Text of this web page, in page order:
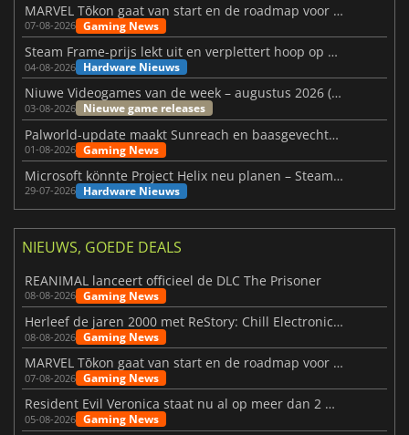
MARVEL Tōkon gaat van start en de roadmap voor jaar 1 is bekendgemaakt
07-08-2026 Gaming News
Steam Frame-prijs lekt uit en verplettert hoop op betaalbare VR
04-08-2026 Hardware Nieuws
Niuwe Videogames van de week – augustus 2026 (week 32)
03-08-2026 Nieuwe game releases
Palworld-update maakt Sunreach en baasgevechten stabieler
01-08-2026 Gaming News
Microsoft könnte Project Helix neu planen – Steam-Support wackelt
29-07-2026 Hardware Nieuws
NIEUWS, GOEDE DEALS
REANIMAL lanceert officieel de DLC The Prisoner
08-08-2026 Gaming News
Herleef de jaren 2000 met ReStory: Chill Electronics Repairs
08-08-2026 Gaming News
MARVEL Tōkon gaat van start en de roadmap voor jaar 1 is bekendgemaakt
07-08-2026 Gaming News
Resident Evil Veronica staat nu al op meer dan 2 miljoen verlanglijstjes
05-08-2026 Gaming News